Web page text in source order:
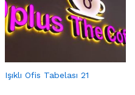
Işıklı Ofis Tabelası 21